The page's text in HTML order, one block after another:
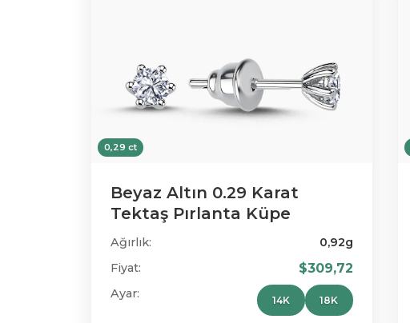
0,29 ct
Beyaz Altın 0.29 Karat
Tektaş Pırlanta Küpe
Ağırlık:
0,92g
Fiyat:
$309,72
Ayar: 14K 18K